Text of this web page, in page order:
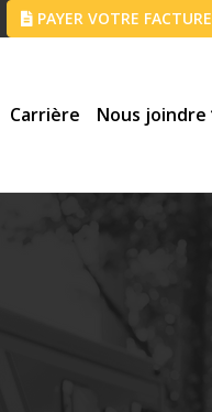
PAYER VOTRE FACTURE
Carrière Nous joindre